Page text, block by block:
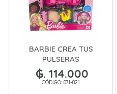
BARBIE CREA TUS
PULSERAS
₲. 114.000
CÓDIGO: 071-821